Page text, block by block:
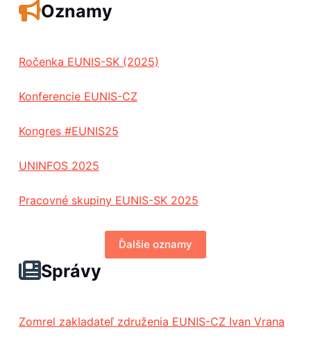
Oznamy
Ročenka EUNIS-SK (2025)
Konferencie EUNIS-CZ
Kongres #EUNIS25
UNINFOS 2025
Pracovné skupiny EUNIS-SK 2025
Ďalšie oznamy
Správy
Zomrel zakladateľ združenia EUNIS-CZ Ivan Vrana